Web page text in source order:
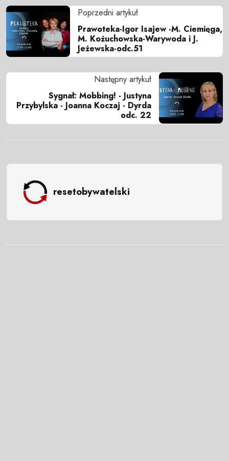
Poprzedni artykuł
Prawoteka-Igor Isajew -M. Ciemięga,
M. Kożuchowska-Warywoda i J.
Jeżewska-odc.51
Następny artykuł
Sygnał: Mobbing! - Justyna
Przybylska - Joanna Koczaj - Dyrda
odc. 22
resetobywatelski